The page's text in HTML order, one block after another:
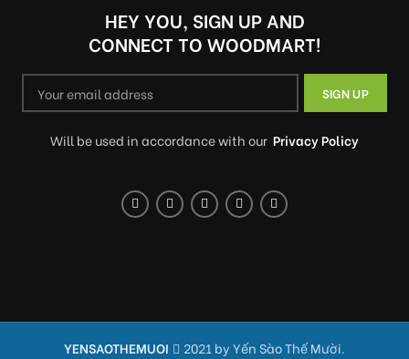
HEY YOU, SIGN UP AND
CONNECT TO WOODMART!
Will be used in accordance with our Privacy Policy
YENSAOTHEMUOI 2021 by Yến Sào Thế Mười.